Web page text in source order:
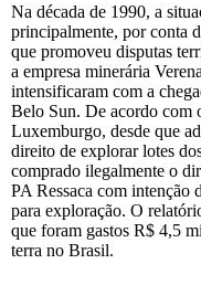
Na década de 1990, a
principalmente, por conta
que promoveu disputas
a empresa minerária
intensificaram com a
Belo Sun. De acordo com
Luxemburgo, desde que
direito de explorar lotes
comprado ilegalmente o
PA Ressaca com intenção
para exploração. O
que foram gastos R$ 4,5
terra no Brasil.